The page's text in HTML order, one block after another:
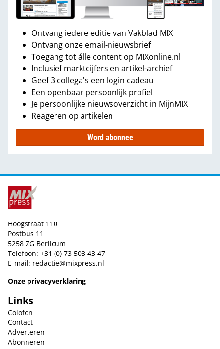
Ontvang iedere editie van Vakblad MIX
Ontvang onze email-nieuwsbrief
Toegang tot álle content op MIXonline.nl
Inclusief marktcijfers en artikel-archief
Geef 3 collega's een login cadeau
Een openbaar persoonlijk profiel
Je persoonlijke nieuwsoverzicht in MijnMIX
Reageren op artikelen
Word abonnee
Hoogstraat 110
Postbus 11
5258 ZG Berlicum
Telefoon: +31 (0) 73 503 43 47
E-mail: redactie@mixpress.nl
Onze privacyverklaring
Links
Colofon
Contact
Adverteren
Abonneren